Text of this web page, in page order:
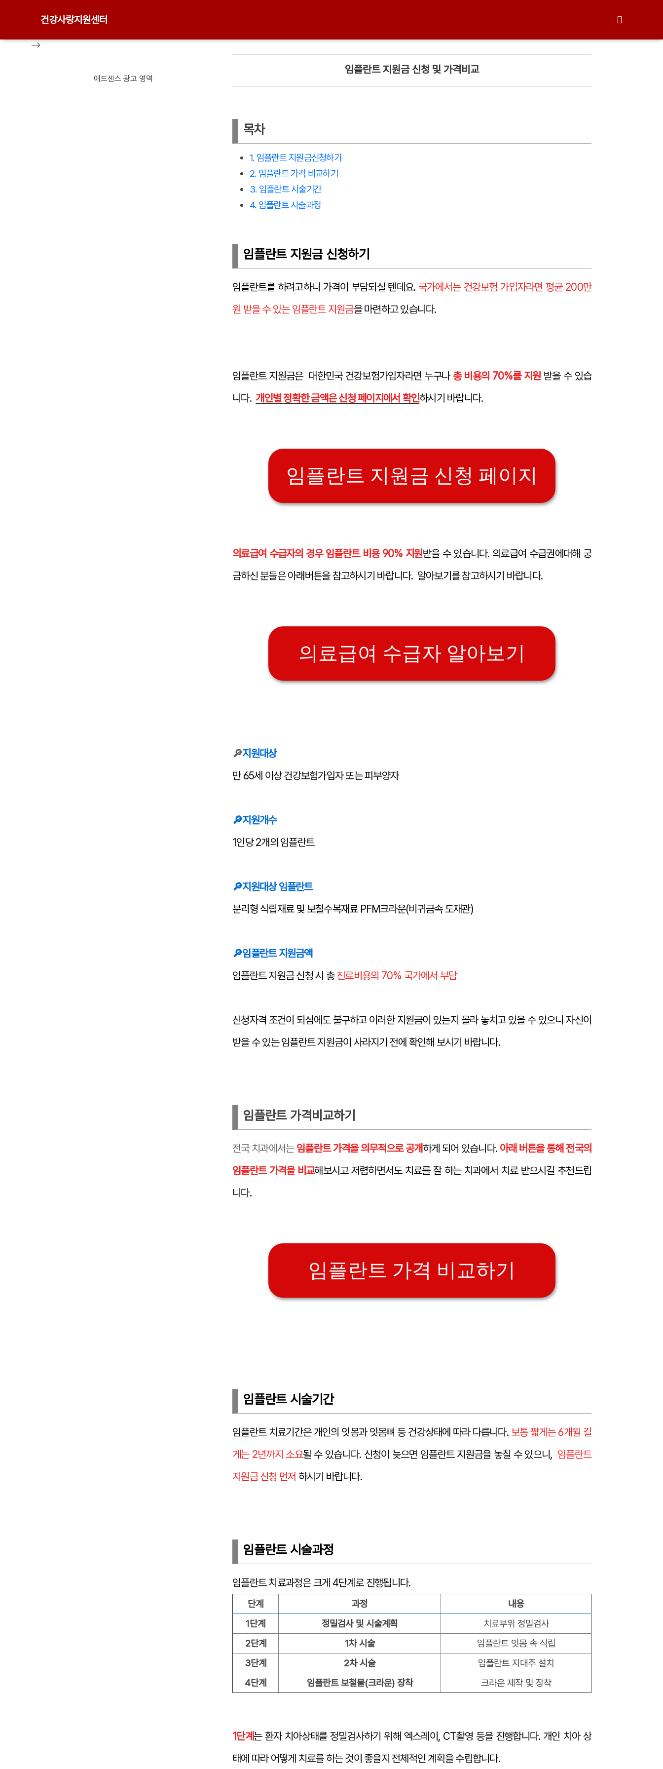
건강사랑지원센터
-->
임플란트 지원금 신청 및 가격비교
목차
1. 임플란트 지원금신청하기
2. 임플란트 가격 비교하기
3. 임플란트 시술기간
4. 임플란트 시술과정
임플란트 지원금 신청하기
임플란트를 하려고하니 가격이 부담되실 텐데요. 국가에서는 건강보험 가입자라면 평균 200만
원 받을 수 있는 임플란트 지원금을 마련하고 있습니다.
임플란트 지원금은 대한민국 건강보험가입자라면 누구나총 비용의 70%를 지원받을 수 있습
니다. 개인별정확한 금액은신청 페이지에서 확인하시기 바랍니다.
임플란트 지원금 신청 페이지
의료급여 수급자의 경우 임플란트 비용 90% 지원받을 수 있습니다. 의료급여 수급권에대해 궁
금하신 분들은 아래버튼을 참고하시기 바랍니다. 알아보기를 참고하시기 바랍니다.
의료급여 수급자 알아보기
🔎지원대상
만 65세 이상 건강보험가입자 또는 피부양자
🔎지원개수
1인당 2개의 임플란트
🔎지원대상 임플란트
분리형 식립재료 및 보철수복재료 PFM크라운(비귀금속 도재관)
🔎임플란트 지원금액
임플란트 지원금 신청 시 총 진료비용의 70% 국가에서 부담
신청자격 조건이 되심에도 불구하고 이러한 지원금이 있는지 몰라 놓치고 있을 수 있으니 자신이
받을 수 있는 임플란트 지원금이 사라지기 전에 확인해 보시기 바랍니다.
임플란트 가격비교하기
전국 치과에서는 임플란트 가격을 의무적으로 공개하게 되어 있습니다. 아래 버튼을 통해 전국의
임플란트 가격을 비교해보시고 저렴하면서도 치료를 잘 하는 치과에서 치료 받으시길 추천드립
니다.
임플란트 가격 비교하기
임플란트 시술기간
임플란트 치료기간은 개인의 잇몸과 잇몸뼈 등 건강상태에 따라 다릅니다. 보통 짧게는 6개월 길
게는 2년까지 소요될 수 있습니다. 신청이 늦으면 임플란트 지원금을 놓칠 수 있으니, 임플란트
지원금 신청 먼저 하시기 바랍니다.
임플란트 시술과정
임플란트 치료과정은 크게 4단계로 진행됩니다.
단계 과정
내용
1단계
정밀검사 및 시술계획
치료부위 정밀검사
2단계
1차 시술
임플란트 잇몸 속 식립
3단계
2차 시술
임플란트 지대주 설치
4단계
임플란트 보철물(크라운) 장착 크라운 제작 및 장착
1단계 는 환자 치아상태를 정밀검사하기 위해 엑스레이, CT촬영 등을 진행합니다. 개인 치아 상
태에 따라 어떻게 치료를 하는 것이 좋을지 전체적인 계획을 수립합니다.
애드센스 광고 영역